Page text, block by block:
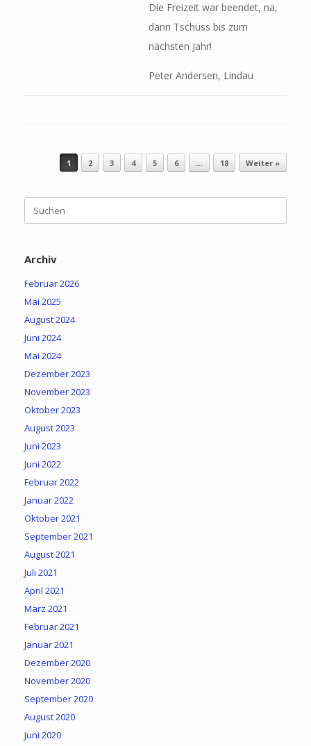
Die Freizeit war beendet, na,
dann Tschüss bis zum
nächsten Jahr!
Peter Andersen, Lindau
Beitragsnavigation
1 2 3 4 5 6 … 18 Weiter »
Suchen
nach:
Archiv
Februar 2026
Mai 2025
August 2024
Juni 2024
Mai 2024
Dezember 2023
November 2023
Oktober 2023
August 2023
Juni 2023
Juni 2022
Februar 2022
Januar 2022
Oktober 2021
September 2021
August 2021
Juli 2021
April 2021
März 2021
Februar 2021
Januar 2021
Dezember 2020
November 2020
September 2020
August 2020
Juni 2020